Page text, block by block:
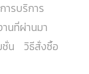
การบริการ
นที่ผ่านมา
ชั่น
วิธีสั่งซื้อ